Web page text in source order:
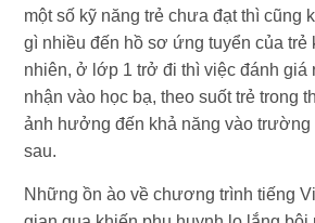
một số kỹ năng trẻ chưa đạt thì cũng
gì nhiều đến hồ sơ ứng tuyển của trẻ
nhiên, ở lớp 1 trở đi thì việc đánh giá
nhận vào học bạ, theo suốt trẻ trong
ảnh hưởng đến khả năng vào trường
sau.
Những ồn ào về chương trình tiếng